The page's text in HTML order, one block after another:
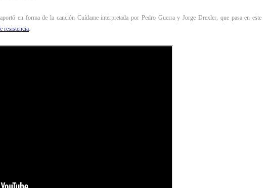
en forma de la canción Cuídame interpretada por Pedro Guerra y Jorge Drexler, que pasa en este
resistencia.